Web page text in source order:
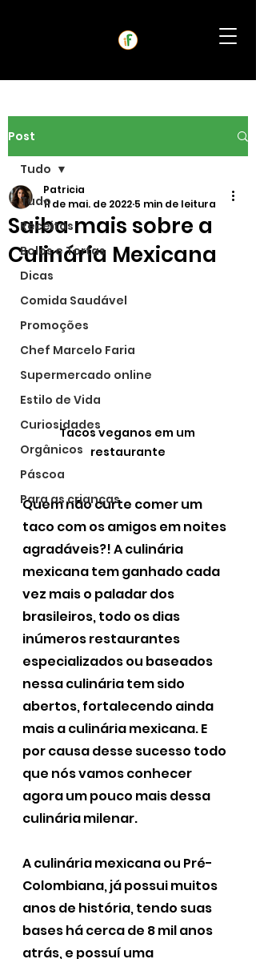
Post
Tudo
Receitas
Bolos e Tortas
Dicas
Comida Saudável
Promoções
Chef Marcelo Faria
Supermercado online
Estilo de Vida
Curiosidades
Orgânicos
Páscoa
Para as crianças
Tudo
Saiba mais sobre a
Culinária Mexicana
Patricia
11 de mai. de 2022 5 min de leitura
Tacos veganos em um
restaurante
Quem não curte comer um
taco com os amigos em noites
agradáveis?! A culinária
mexicana tem ganhado cada
vez mais o paladar dos
brasileiros, todo os dias
inúmeros restaurantes
especializados ou baseados
nessa culinária tem sido
abertos, fortalecendo ainda
mais a culinária mexicana. E
por causa desse sucesso todo
que nós vamos conhecer
agora um pouco mais dessa
culinária milenar.
A culinária mexicana ou Pré-
Colombiana, já possui muitos
anos de história, tendo suas
bases há cerca de 8 mil anos
atrás, e possuí uma